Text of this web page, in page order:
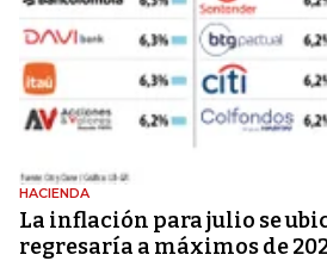
HACIENDA
La inflación para julio se
regresaría a máximos de